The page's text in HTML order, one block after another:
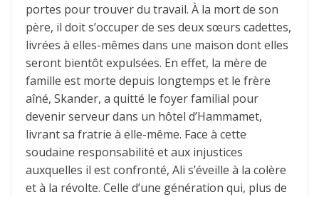
portes pour trouver du travail. À la mort de son
père, il doit s’occuper de ses deux sœurs cadettes,
livrées à elles-mêmes dans une maison dont elles
seront bientôt expulsées. En effet, la mère de
famille est morte depuis longtemps et le frère
aîné, Skander, a quitté le foyer familial pour
devenir serveur dans un hôtel d’Hammamet,
livrant sa fratrie à elle-même. Face à cette
soudaine responsabilité et aux injustices
auxquelles il est confronté, Ali s’éveille à la colère
et à la révolte. Celle d’une génération qui, plus de